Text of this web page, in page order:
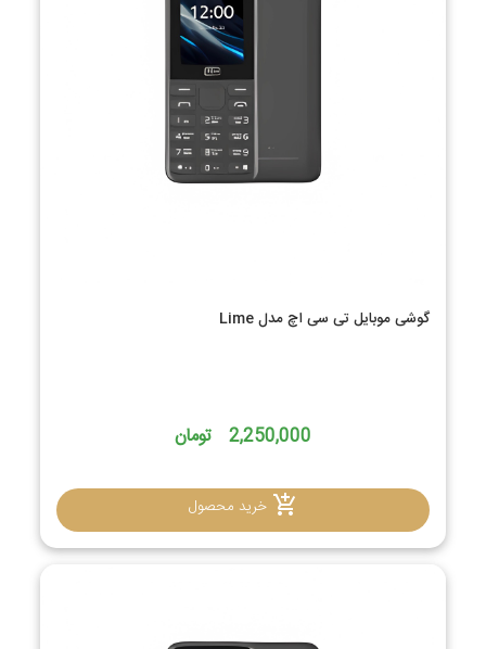
گوشی موبایل تی سی اچ مدل Lime
2,250,000 تومان
خرید محصول